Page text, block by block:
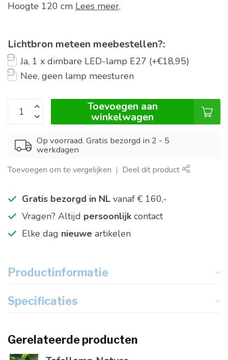
Hoogte 120 cm Lees meer.
Lichtbron meteen meebestellen?:
Ja, 1 x dimbare LED-lamp E27 (+€18,95)
Nee, geen lamp meesturen
Toevoegen aan
winkelwagen
Op voorraad. Gratis bezorgd in 2 - 5
werkdagen
Toevoegen om te vergelijken Deel dit product
Gratis bezorgd in NL vanaf € 160,-
Vragen? Altijd persoonlijk contact
Elke dag nieuwe artikelen
Productinformatie
Specificaties
Gerelateerde producten